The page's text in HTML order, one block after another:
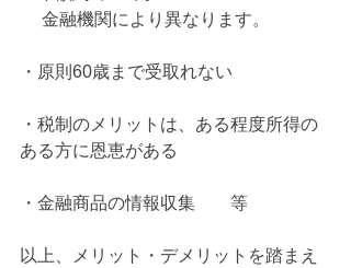
金融機関により異なります。
・原則60歳まで受取れない
・税制のメリットは、ある程度所得の
ある方に恩恵がある
・金融商品の情報収集　　等
以上、メリット・デメリットを踏まえ